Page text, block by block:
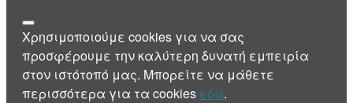
Χρησιμοποιούμε cookies για να σας
προσφέρουμε την καλύτερη δυνατή εμπειρία
στον ιστότοπό μας. Μπορείτε να μάθετε
περισσότερα για τα cookies εδώ.